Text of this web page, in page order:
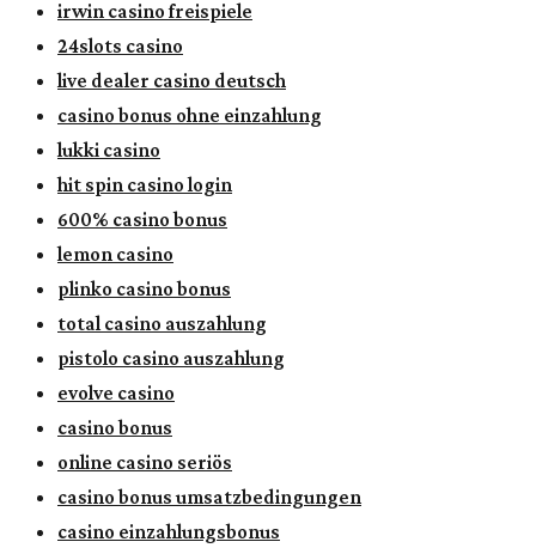
irwin casino freispiele
24slots casino
live dealer casino deutsch
casino bonus ohne einzahlung
lukki casino
hit spin casino login
600% casino bonus
lemon casino
plinko casino bonus
total casino auszahlung
pistolo casino auszahlung
evolve casino
casino bonus
online casino seriös
casino bonus umsatzbedingungen
casino einzahlungsbonus